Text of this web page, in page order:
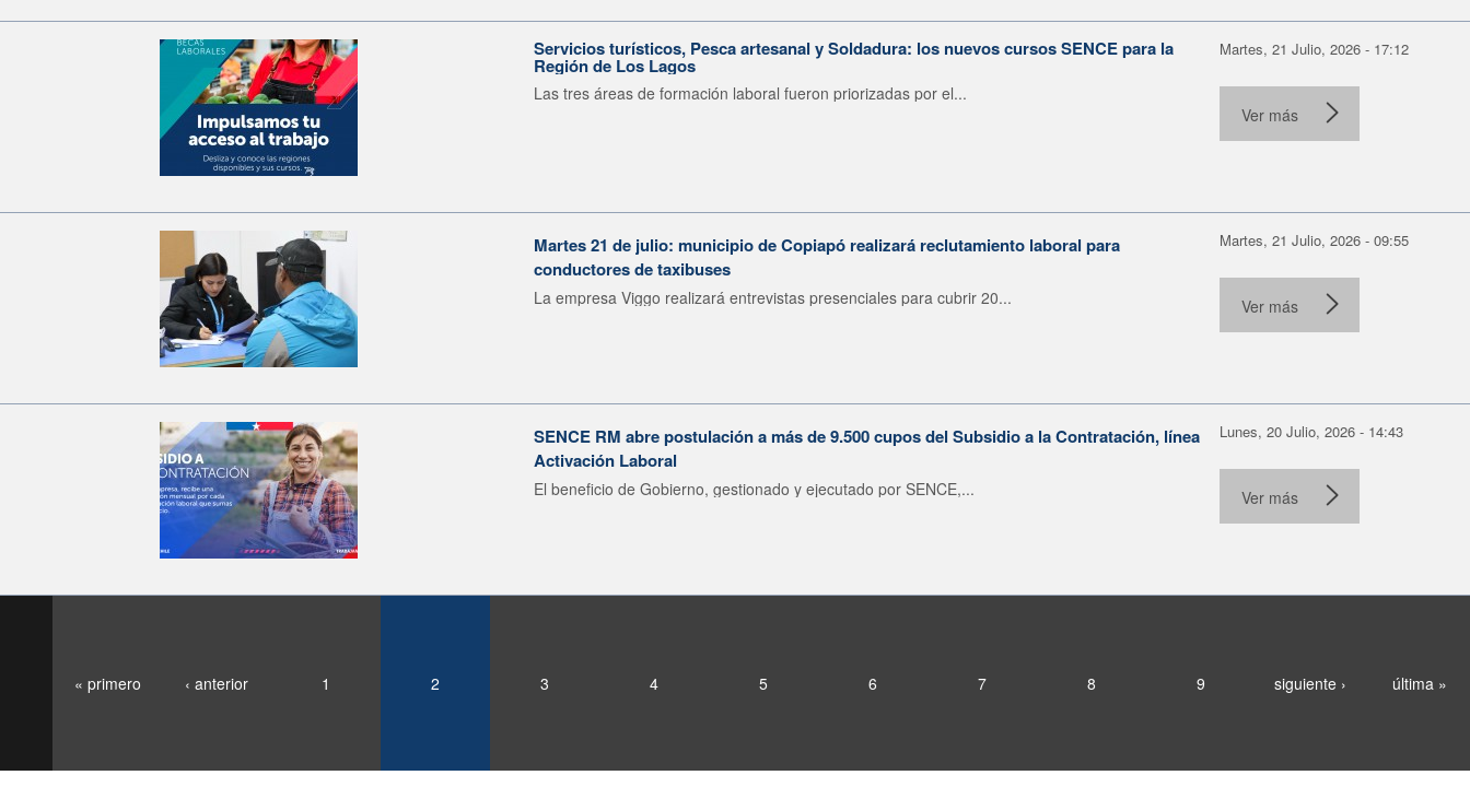
Servicios turísticos, Pesca artesanal y Soldadura: los nuevos cursos SENCE para la
Región de Los Lagos
Las tres áreas de formación laboral fueron priorizadas por el...
Martes, 21 Julio, 2026 - 17:12
Ver más
Martes 21 de julio: municipio de Copiapó realizará reclutamiento laboral para
conductores de taxibuses
La empresa Viggo realizará entrevistas presenciales para cubrir 20...
Martes, 21 Julio, 2026 - 09:55
Ver más
SENCE RM abre postulación a más de 9.500 cupos del Subsidio a la Contratación, línea
Activación Laboral
El beneficio de Gobierno, gestionado y ejecutado por SENCE,...
Lunes, 20 Julio, 2026 - 14:43
Ver más
« primero ‹ anterior 1 2 3 4 5 6 7 8 9 siguiente › última »